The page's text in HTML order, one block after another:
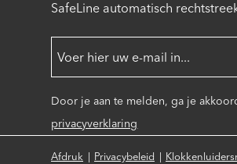
SafeLine automatisch
Door je aan te melden, ga je
privacyverklaring
Afdruk Privacybeleid